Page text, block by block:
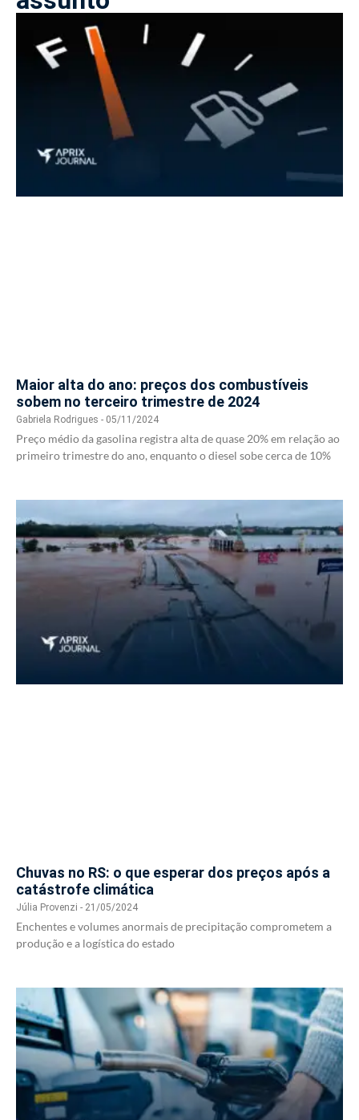
Maior alta do ano: preços dos combustíveis
sobem no terceiro trimestre de 2024
Gabriela Rodrigues 05/11/2024
Preço médio da gasolina registra alta de quase 20% em relação ao
primeiro trimestre do ano, enquanto o diesel sobe cerca de 10%
Chuvas no RS: o que esperar dos preços após a
catástrofe climática
Júlia Provenzi 21/05/2024
Enchentes e volumes anormais de precipitação comprometem a
produção e a logística do estado